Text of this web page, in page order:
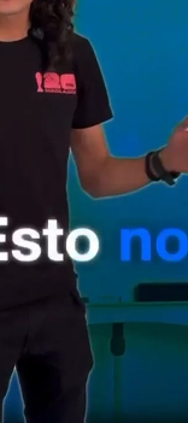
El Universal
Vive USA
Clase
De 10 sports
DeDinero
Confabulario
Aviso Oportuno